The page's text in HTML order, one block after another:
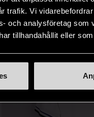
trafik. Vi
och analysföretag
tillhandahållit eller
Hitta produkter